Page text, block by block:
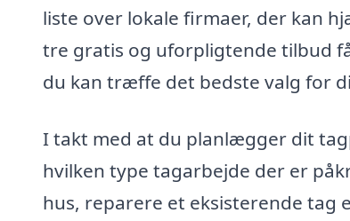
liste over lokale firmaer, der kan
tre gratis og uforpligtende tilbud
du kan træffe det bedste valg for
I takt med at du planlægger dit
hvilken type tagarbejde der er
hus, reparere et eksisterende tag